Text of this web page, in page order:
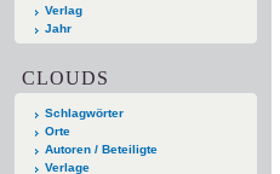
Verlag
Jahr
CLOUDS
Schlagwörter
Orte
Autoren / Beteiligte
Verlage